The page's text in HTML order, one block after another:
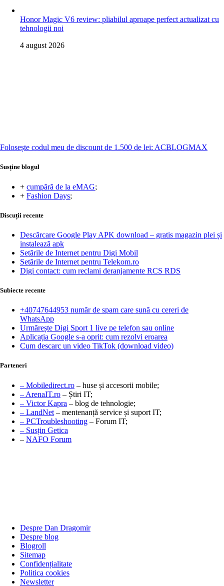
Honor Magic V6 review: pliabilul aproape perfect actualizat cu
tehnologii noi
4 august 2026
Folosește codul meu de discount de 1.500 de lei: ACBLOGMAX
Susține blogul
+ cumpără de la eMAG;
+ Fashion Days;
Discuții recente
Descărcare Google Play APK download – gratis magazin plei și
instalează apk
Setările de Internet pentru Digi Mobil
Setările de Internet pentru Telekom.ro
Digi contact: cum reclami deranjamente RCS RDS
Subiecte recente
+40747644953 număr de spam care sună cu cereri de
WhatsApp
Urmărește Digi Sport 1 live pe telefon sau online
Aplicația Google s-a oprit: cum rezolvi eroarea
Cum descarc un video TikTok (download video)
Parteneri
– Mobiledirect.ro – huse și accesorii mobile;
– ArenaIT.ro – Știri IT;
– Victor Kapra – blog de tehnologie;
– LandNet – mentenanță service și suport IT;
– PCTroubleshooting – Forum IT;
– Susțin Getica
– NAFO Forum
Despre Dan Dragomir
Despre blog
Blogroll
Sitemap
Confidențialitate
Politica cookies
Newsletter